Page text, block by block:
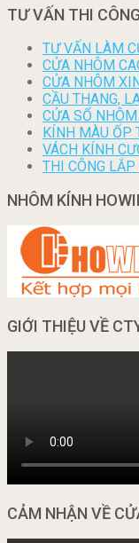
TƯ VẤN THI
TƯ VẤN LÀM
CỬA NHÔM
CỬA NHÔM
CẦU THANG,
CỬA SỔ
KÍNH MÀU ỐP
VÁCH KÍNH
THI CÔNG
NHÔM KÍNH
GIỚI THIỆU VỀ
CẢM NHẬN VỀ